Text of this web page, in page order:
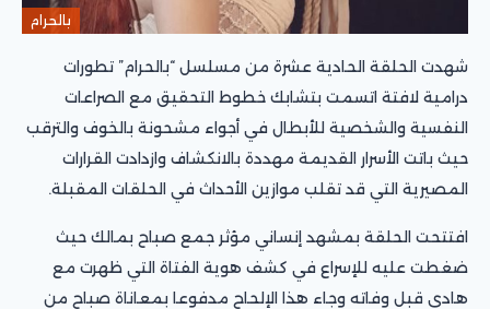
بالحرام
شهدت الحلقة الحادية عشرة من مسلسل “بالحرام” تطورات
درامية لافتة اتسمت بتشابك خطوط التحقيق مع الصراعات
النفسية والشخصية للأبطال في أجواء مشحونة بالخوف والترقب
حيث باتت الأسرار القديمة مهددة بالانكشاف وازدادت القرارات
المصيرية التي قد تقلب موازين الأحداث في الحلقات المقبلة.
افتتحت الحلقة بمشهد إنساني مؤثر جمع صباح بمالك حيث
ضغطت عليه للإسراع في كشف هوية الفتاة التي ظهرت مع
هادي قبل وفاته وجاء هذا الإلحاح مدفوعا بمعاناة صباح من